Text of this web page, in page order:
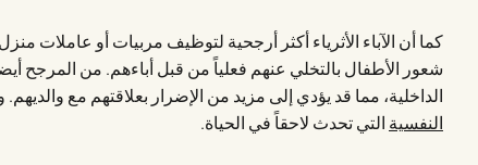
كما أن الآباء الأثرياء أكثر أرجحية لتوظيف مربيات أو عاملات
شعور الأطفال بالتخلي عنهم فعلياً من قبل أباءهم. من المرجح
الداخلية، مما قد يؤدي إلى مزيد من الإضرار بعلاقتهم مع
النفسية التي تحدث لاحقاً في الحياة.